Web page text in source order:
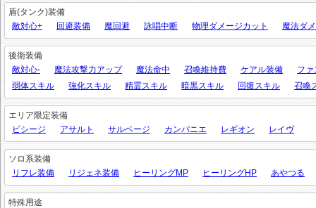
盾(タンク)装備
敵対心+
回避装備 魔回避 詠唱中断 物理ダメージカット 魔法ダ
後衛装備
敵対心-
魔法攻撃力アップ 魔法命中 召喚維持費 ケアル装備
フ
弱体スキル
強化スキル 精霊スキル 暗黒スキル 回復スキル 召喚
エリア限定装備
ビシージ
アサルト サルベージ カンパニエ レギオン レイヴ
ソロ系装備
リフレ装備
リジェネ装備 ヒーリングMP ヒーリングHP あやつる
特殊用途